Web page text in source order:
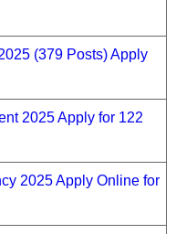
(379 Posts) Apply
2025 Apply for 122
2025 Apply Online for